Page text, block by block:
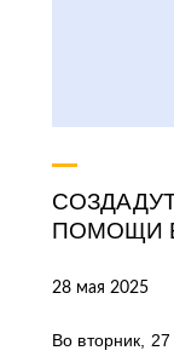
ПОМОЩИ
28 мая 2025
Во вторник,